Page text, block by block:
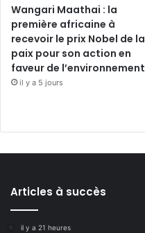
Wangari Maathai : la
première africaine à
recevoir le prix Nobel de la
paix pour son action en
faveur de l’environnement
il y a 5 jours
Articles à succès
il y a 21 heures